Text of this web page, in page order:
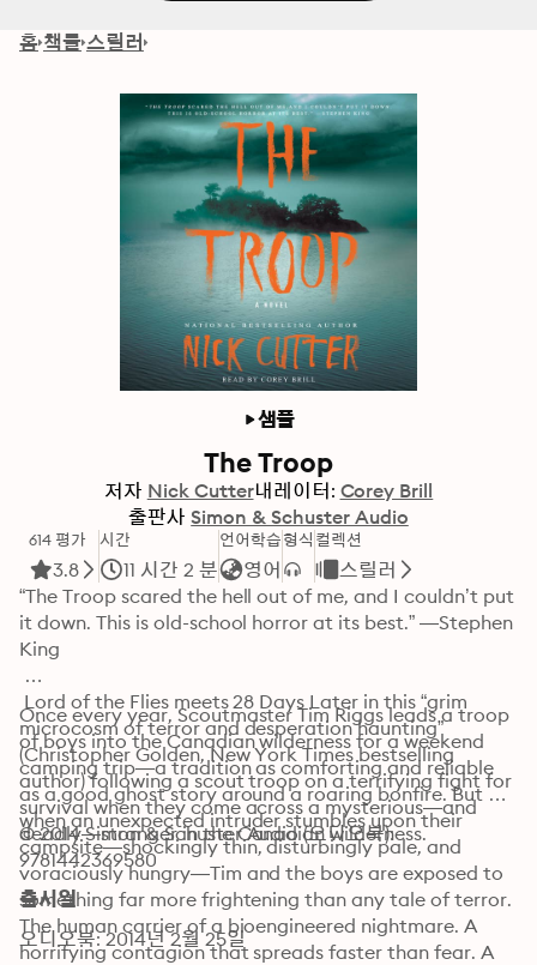
홈 책들 스릴러
샘플
The Troop
저자 Nick Cutter내레이터: Corey Brill
출판사 Simon & Schuster Audio
614 평가
3.8
시간
11 시간 2 분
언어학습
영어
형식 컬렉션
스릴러
“The Troop scared the hell out of me, and I couldn’t put
it down. This is old-school horror at its best.” —Stephen
King
Lord of the Flies meets 28 Days Later in this “grim
microcosm of terror and desperation haunting”
(Christopher Golden, New York Times bestselling
author) following a scout troop on a terrifying fight for
survival when they come across a mysterious—and
deadly—stranger in the Canadian wilderness.
Once every year, Scoutmaster Tim Riggs leads a troop
of boys into the Canadian wilderness for a weekend
camping trip—a tradition as comforting and reliable
as a good ghost story around a roaring bonfire. But
when an unexpected intruder stumbles upon their
campsite—shockingly thin, disturbingly pale, and
voraciously hungry—Tim and the boys are exposed to
something far more frightening than any tale of terror.
The human carrier of a bioengineered nightmare. A
horrifying contagion that spreads faster than fear. A
© 2014 Simon & Schuster Audio (오디오북):
9781442369580
출시일
오디오북: 2014년 2월 25일